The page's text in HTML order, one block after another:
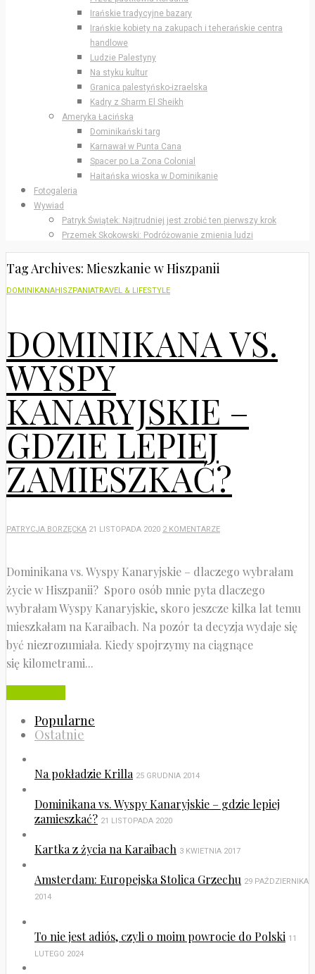
Irańskie tradycyjne bazary
Irańskie kobiety na zakupach i teherańskie centra
handlowe
Ludzie Palestyny
Na styku kultur
Granica palestyńsko-izraelska
Kadry z Sharm El Sheikh
Ameryka Łacińska
Dominikański targ
Karnawał w Punta Cana
Spacer po La Zona Colonial
Haitańska wioska w Dominikanie
Fotogaleria
Wywiad
Patryk Świątek: Najtrudniej jest zrobić ten pierwszy krok
Przemek Skokowski: Podróżowanie zmienia ludzi
Tag Archives: Mieszkanie w Hiszpanii
DOMINIKANAHISZPANIATRAVEL & LIFESTYLE
DOMINIKANA VS.
WYSPY
KANARYJSKIE –
GDZIE LEPIEJ
ZAMIESZKAĆ?
PATRYCJA BORZĘCKA 21 LISTOPADA 2020 2 KOMENTARZE
Dominikana vs. Wyspy Kanaryjskie – dlaczego wybrałam
życie w Hiszpanii? Sporo osób mnie pyta dlaczego
wybrałam Wyspy Kanaryjskie, skoro jeszcze kilka lat temu
mieszkałam na Karaibach. Na pozór ta decyzja wydaje się
być niezrozumiała. Kiedy spojrzymy na ciągnące
się kilometrami...
Popularne
Ostatnie
Na pokładzie Krilla 25 GRUDNIA 2014
Dominikana vs. Wyspy Kanaryjskie – gdzie lepiej
zamieszkać? 21 LISTOPADA 2020
Kartka z życia na Karaibach 3 KWIETNIA 2017
Amsterdam: Europejska Stolica Grzechu 29 PAŹDZIERNIKA
2014
To nie jest adiós, czyli o moim powrocie do Polski 11
LUTEGO 2024